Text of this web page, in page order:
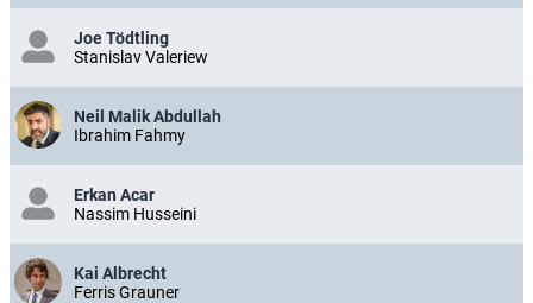
Joe Tödtling
Stanislav Valeriew
Neil Malik Abdullah
Ibrahim Fahmy
Erkan Acar
Nassim Husseini
Kai Albrecht
Ferris Grauner